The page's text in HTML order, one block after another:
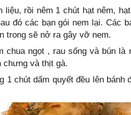
liệu, rồi nêm 1 chút hạt nêm,
đó các bạn gói nem lại. Các
trong sẽ nở ra gây vỡ nem.
ngọt , rau sống và bún là
chưng và thịt gà.
1 chút dấm quyết đều lên bánh